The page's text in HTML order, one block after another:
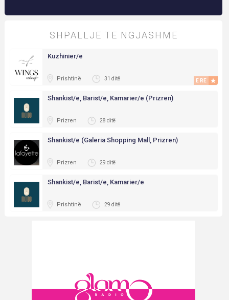
SHPALLJE TE NGJASHME
Kuzhinier/e
Prishtinë 31 ditë E RE
Shankist/e, Barist/e, Kamarier/e (Prizren)
Prizren 28 ditë
Shankist/e (Galeria Shopping Mall, Prizren)
Prizren 29 ditë
Shankist/e, Barist/e, Kamarier/e
Prishtinë 29 ditë